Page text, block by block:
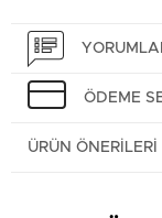
karanlık
açığa
nasıl
ÖDEME
ÜRÜN ÖNERILERI